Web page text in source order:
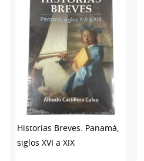
Historias Breves. Panamá,
siglos XVI a XIX